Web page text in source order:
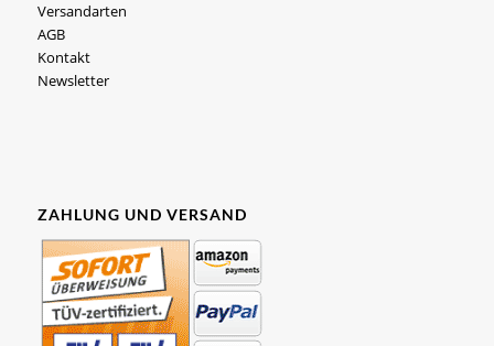
Versandarten
AGB
Kontakt
Newsletter
ZAHLUNG UND VERSAND